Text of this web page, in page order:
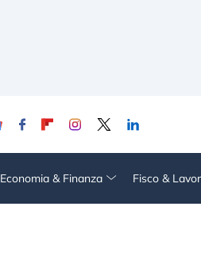
Economia & Finanza Fisco &